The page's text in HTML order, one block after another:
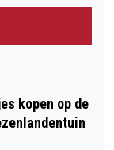
kopen op de